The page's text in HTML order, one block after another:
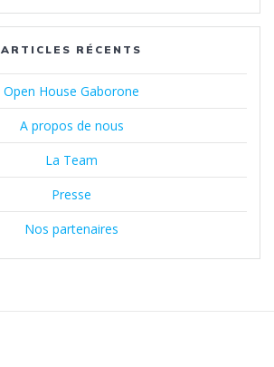
:
ARTICLES RÉCENTS
Open House Gaborone
A propos de nous
La Team
Presse
Nos partenaires